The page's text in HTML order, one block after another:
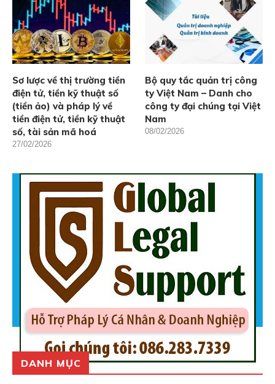
Sơ lược về thị trường tiền
điện tử, tiền kỹ thuật số
(tiền ảo) và pháp lý về
tiền điện tử, tiền kỹ thuật
số, tài sản mã hoá
27/02/2026
Bộ quy tắc quản trị công
ty Việt Nam – Danh cho
công ty đại chúng tại Việt
Nam
08/02/2026
DANH MỤC